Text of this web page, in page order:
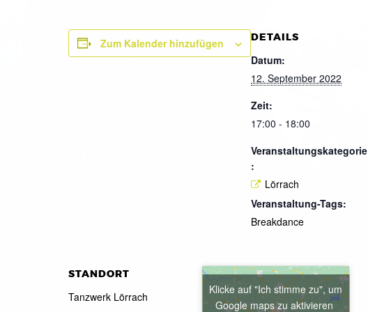
Zum Kalender hinzufügen DETAILS
Datum:
12. September 2022
Zeit:
17:00 - 18:00
Veranstaltungskategorie
:
Lörrach
Veranstaltung-Tags:
Breakdance
STANDORT
Tanzwerk Lörrach
Klicke auf "Ich stimme zu", um
Google maps zu aktivieren